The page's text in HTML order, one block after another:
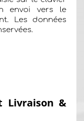
envoi vers le
Les données
Livraison &